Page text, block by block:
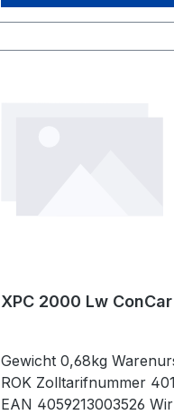
Höhe 18mm
XPC 2000 Lw ConCar
Gewicht 0,68kg
ROK Zolltarifnummer
EAN 4059213003526